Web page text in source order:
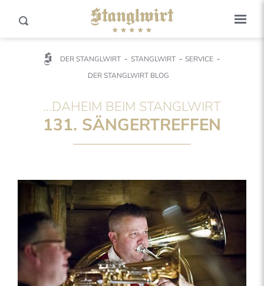
DER STANGLWIRT STANGLWIRT
SERVICE
DER STANGLWIRT BLOG
...DAHEIM BEIM STANGLWIRT
131. SÄNGERTREFFEN